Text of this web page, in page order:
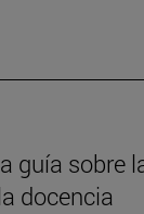
guía sobre
docencia